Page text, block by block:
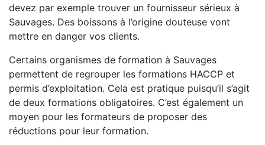
devez par exemple trouver un fournisseur sérieux à
Sauvages. Des boissons à l’origine douteuse vont
mettre en danger vos clients.
Certains organismes de formation à Sauvages
permettent de regrouper les formations HACCP et
permis d’exploitation. Cela est pratique puisqu’il s’agit
de deux formations obligatoires. C’est également un
moyen pour les formateurs de proposer des
réductions pour leur formation.